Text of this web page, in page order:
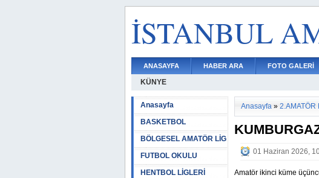
İSTANBUL
ANASAYFA HABER ARA FOTO GALERİ
KÜNYE
Anasayfa
BASKETBOL
BÖLGESEL AMATÖR LİG
FUTBOL OKULU
HENTBOL LİGLERİ
Anasayfa » 2.AMATÖR
01 Haziran 2026,
Amatör ikinci küme